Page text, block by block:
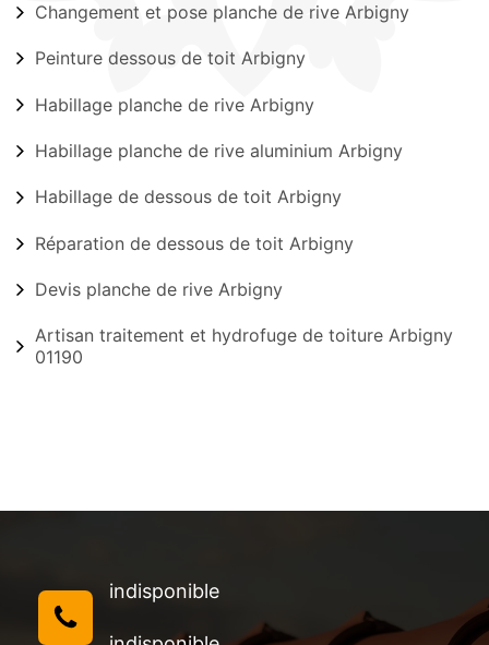
Changement et pose planche de rive Arbigny
Peinture dessous de toit Arbigny
Habillage planche de rive Arbigny
Habillage planche de rive aluminium Arbigny
Habillage de dessous de toit Arbigny
Réparation de dessous de toit Arbigny
Devis planche de rive Arbigny
Artisan traitement et hydrofuge de toiture Arbigny
01190
indisponible